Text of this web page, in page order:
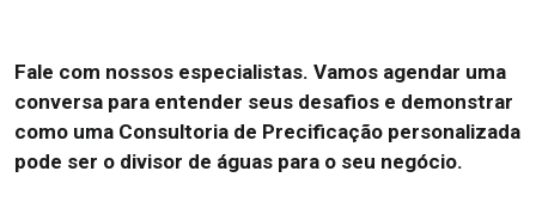
Fale com nossos especialistas. Vamos agendar uma
conversa para entender seus desafios e demonstrar
como uma Consultoria de Precificação personalizada
pode ser o divisor de águas para o seu negócio.